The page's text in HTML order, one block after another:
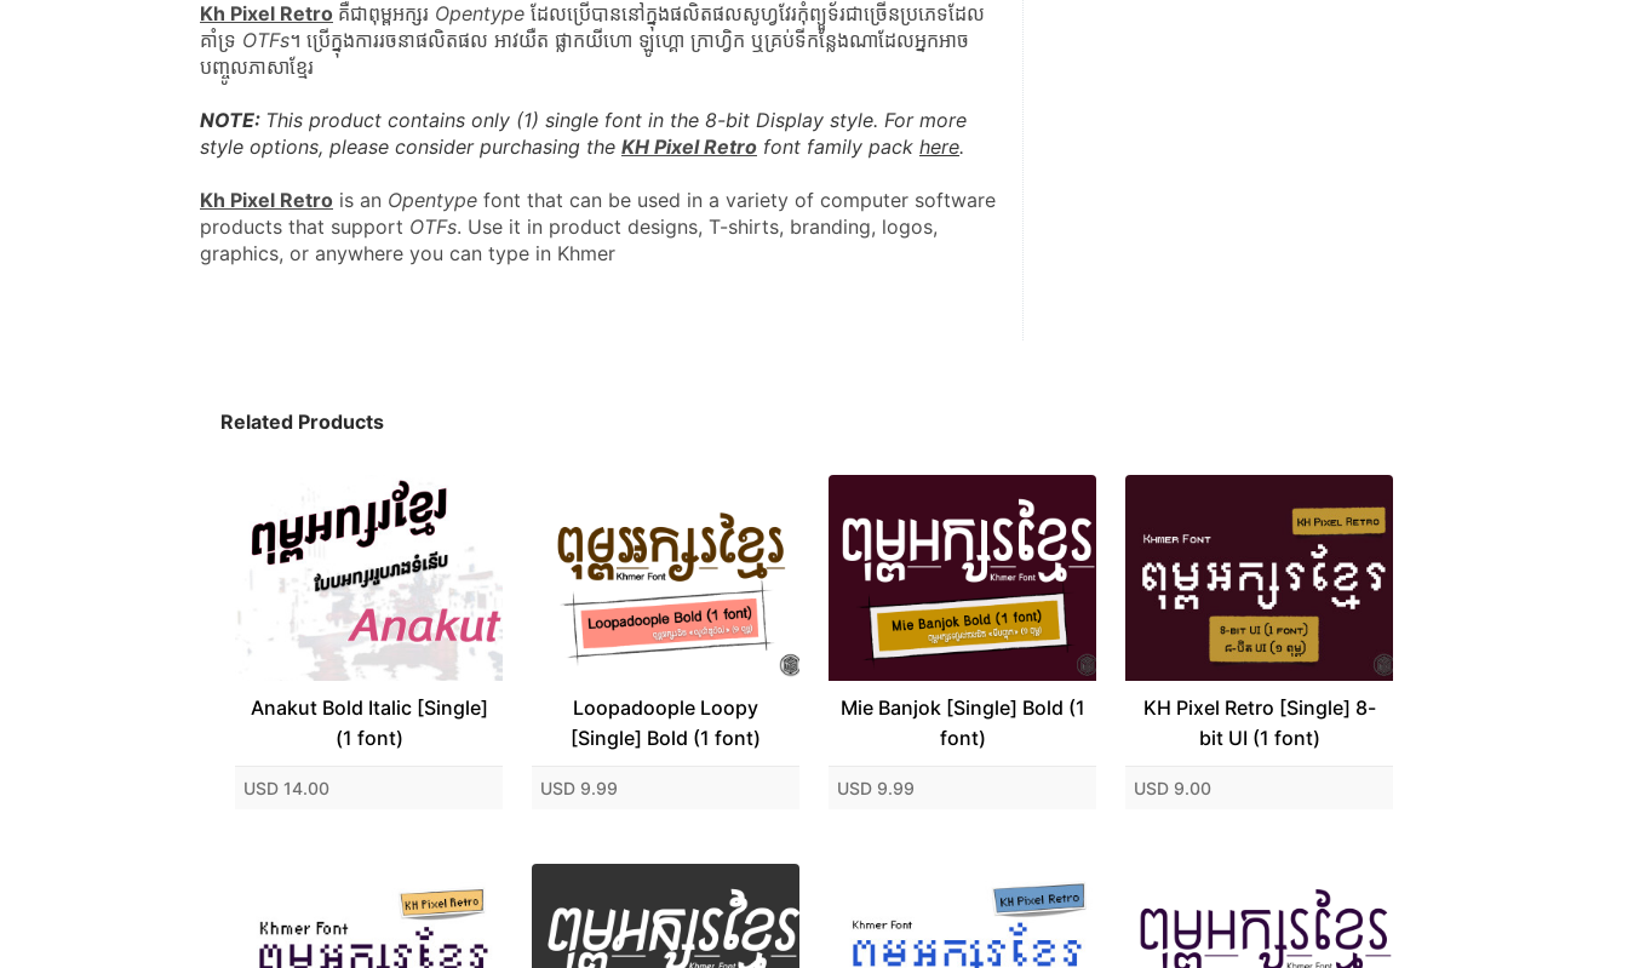
Kh Pixel Retro គឺជាពុម្ពអក្សរ Opentype ដែលប្រើបាននៅក្នុងផលិតផលសូហ្វវែរកុំព្យួទ័រជាច្រើនប្រភេទដែល
គាំទ្រ OTFs។ ប្រើក្នុងការរចនាផលិតផល អាវយឺត ផ្លាកយីហោ ឡូហ្គោ ក្រាហ្វិក ឬគ្រប់ទីកន្លែងណាដែលអ្នកអាច
បញ្ចូលភាសាខ្មែរ
NOTE: This product contains only (1) single font in the 8-bit Display style. For more
style options, please consider purchasing the KH Pixel Retro font family pack here.
Kh Pixel Retro is an Opentype font that can be used in a variety of computer software
products that support OTFs. Use it in product designs, T-shirts, branding, logos,
graphics, or anywhere you can type in Khmer
Related Products
Anakut Bold Italic [Single]
(1 font)
USD 14.00
Loopadoople Loopy
[Single] Bold (1 font)
USD 9.99
Mie Banjok [Single] Bold (1
font)
USD 9.99
KH Pixel Retro [Single] 8-
bit UI (1 font)
USD 9.00